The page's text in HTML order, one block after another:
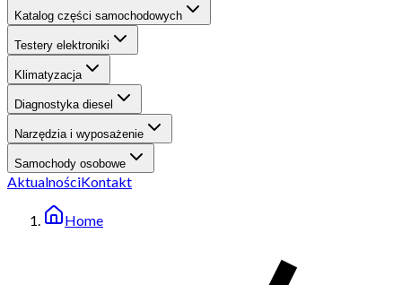
Katalog części samochodowych
Testery elektroniki
Klimatyzacja
Diagnostyka diesel
Narzędzia i wyposażenie
Samochody osobowe
AktualnościKontakt
Home